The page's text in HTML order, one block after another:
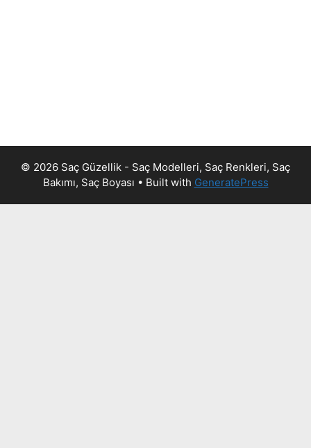
© 2026 Saç Güzellik - Saç Modelleri, Saç Renkleri, Saç
Bakımı, Saç Boyası • Built with GeneratePress